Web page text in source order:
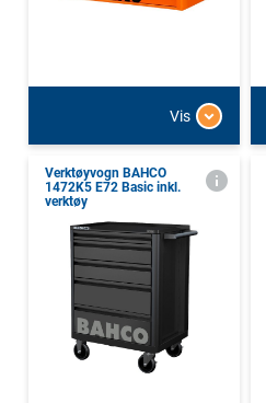
Vis
Verktøyvogn BAHCO
1472K5 E72 Basic inkl.
verktøy